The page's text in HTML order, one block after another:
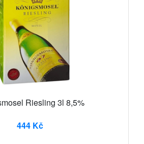
Riesling 3l 8,5%
444 Kč